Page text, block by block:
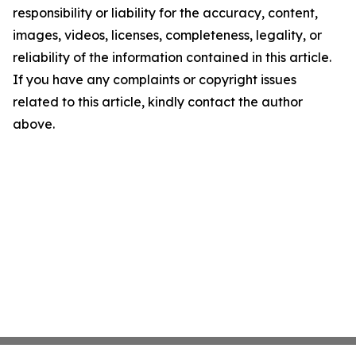
responsibility or liability for the accuracy, content,
images, videos, licenses, completeness, legality, or
reliability of the information contained in this article.
If you have any complaints or copyright issues
related to this article, kindly contact the author
above.